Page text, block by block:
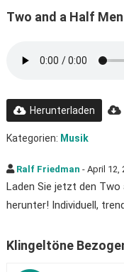
Two and a Half
Herunterladen
Kategorien: Musik
Ralf Friedman - April 12,
Laden Sie jetzt den
herunter! Individuell,
Klingeltöne